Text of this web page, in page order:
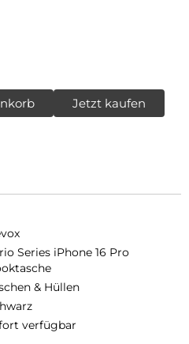
Jetzt kaufen
Series iPhone 16 Pro
& Hüllen
verfügbar